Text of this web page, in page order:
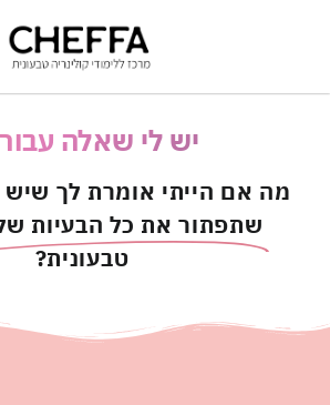
יש לי שאלה
מה אם הייתי אומרת לך
שתפתור את כל הבעיות
טבעונית?